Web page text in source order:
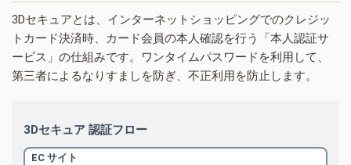
3Dセキュアとは、インターネットショッピングでのクレジッ
トカード決済時、カード会員の本人確認を行う「本人認証サ
ービス」の仕組みです。ワンタイムパスワードを利用して、
第三者によるなりすましを防ぎ、不正利用を防止します。
3Dセキュア 認証フロー
EC サイト